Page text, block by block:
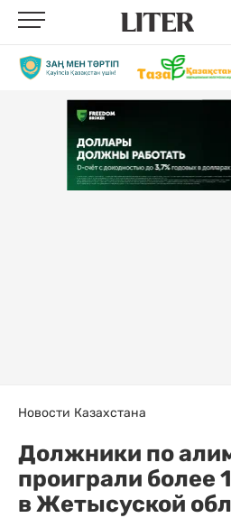
Новости Казахстана
Должники по
проиграли более
в Жетысуской